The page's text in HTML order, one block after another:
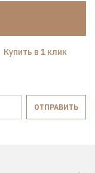
Купить в 1 клик
ОТПРАВИТЬ